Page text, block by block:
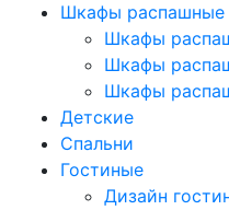
Шкафы распашные
Шкафы
Шкафы
Шкафы
Детские
Спальни
Гостиные
Дизайн